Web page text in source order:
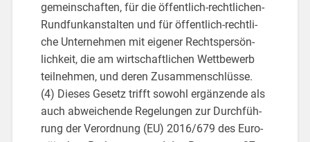
ge­mein­schaf­ten, für die öf­fent­lich-recht­li­chen-
Rund­funk­an­stal­ten und für öf­fent­lich-recht­li­
che Un­ter­neh­men mit ei­ge­ner Rechts­per­sön­
lich­keit, die am wirt­schaft­li­chen Wett­be­werb
teil­neh­men, und deren Zu­sam­men­schlüs­se.
(4) Die­ses Ge­setz trifft so­wohl er­gän­zen­de als
auch ab­wei­chen­de Re­ge­lun­gen zur Durch­füh­
rung der Ver­ord­nung (EU) 2016/679 des Eu­ro­